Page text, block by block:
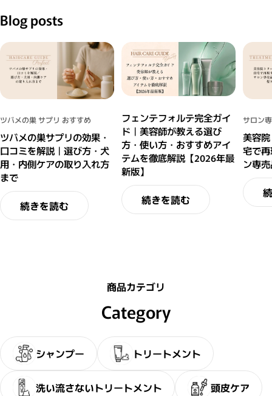
Blog posts
ツバメの巣 サプリ おすすめ
ツバメの巣サプリの効果・
口コミを解説｜選び方・犬
用・内側ケアの取り入れ方
まで
続きを読む
フェンテフォルテ完全ガイ
ド｜美容師が教える選び
方・使い方・おすすめアイ
テムを徹底解説【2026年最
新版】
続きを読む
サロン
美容
宅で
ン専
商品カテゴリ
Category
シャンプー トリートメント
洗い流さないトリートメント 頭皮ケア